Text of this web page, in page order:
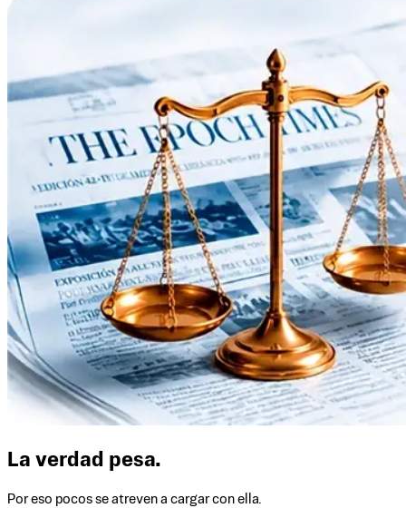
La verdad pesa.
Por eso pocos se atreven a cargar con ella.